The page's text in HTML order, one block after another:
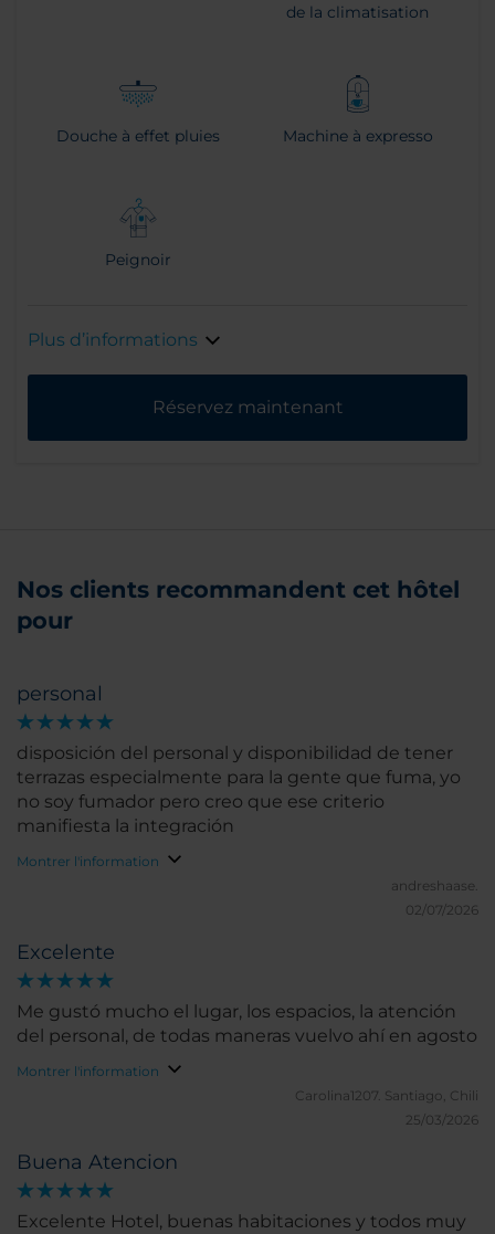
de la climatisation
Douche à effet pluies Machine à expresso
Peignoir
Plus d’informations
Réservez maintenant
Nos clients recommandent cet hôtel
pour
personal
disposición del personal y disponibilidad de tener
terrazas especialmente para la gente que fuma, yo
no soy fumador pero creo que ese criterio
manifiesta la integración
Montrer l'information
andreshaase.
02/07/2026
Excelente
Me gustó mucho el lugar, los espacios, la atención
del personal, de todas maneras vuelvo ahí en agosto
Montrer l'information
Carolina1207. Santiago, Chili
25/03/2026
Buena Atencion
Excelente Hotel, buenas habitaciones y todos muy